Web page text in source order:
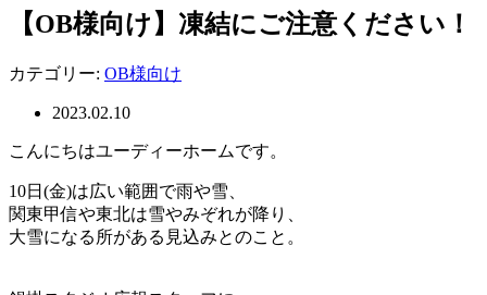
【OB様向け】凍結にご注意ください！
カテゴリー: OB様向け
2023.02.10
こんにちはユーディーホームです。
10日(金)は広い範囲で雨や雪、
関東甲信や東北は雪やみぞれが降り、
大雪になる所がある見込みとのこと。